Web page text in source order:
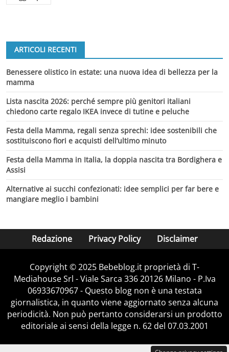
ARTICOLI RECENTI
Benessere olistico in estate: una nuova idea di bellezza per la
mamma
Lista nascita 2026: perché sempre più genitori italiani
chiedono carte regalo IKEA invece di tutine e peluche
Festa della Mamma, regali senza sprechi: idee sostenibili che
sostituiscono fiori e acquisti dell’ultimo minuto
Festa della Mamma in Italia, la doppia nascita tra Bordighera e
Assisi
Alternative ai succhi confezionati: idee semplici per far bere e
mangiare meglio i bambini
Redazione Privacy Policy Disclaimer
Copyright © 2025 Bebeblog.it proprietà di T-
Mediahouse Srl - Viale Sarca 336 20126 Milano - P.Iva
06933670967 - Questo blog non è una testata
giornalistica, in quanto viene aggiornato senza alcuna
periodicità. Non può pertanto considerarsi un prodotto
editoriale ai sensi della legge n. 62 del 07.03.2001